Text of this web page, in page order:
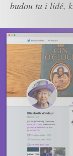
budou tu i lidé,